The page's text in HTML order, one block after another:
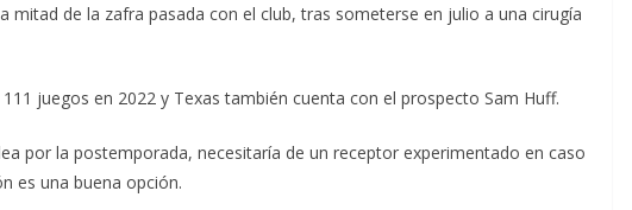
mitad de la zafra pasada con el club, tras someterse en julio a una cirugía
juegos en 2022 y Texas también cuenta con el prospecto Sam Huff.
por la postemporada, necesitaría de un receptor experimentado en caso
es una buena opción.